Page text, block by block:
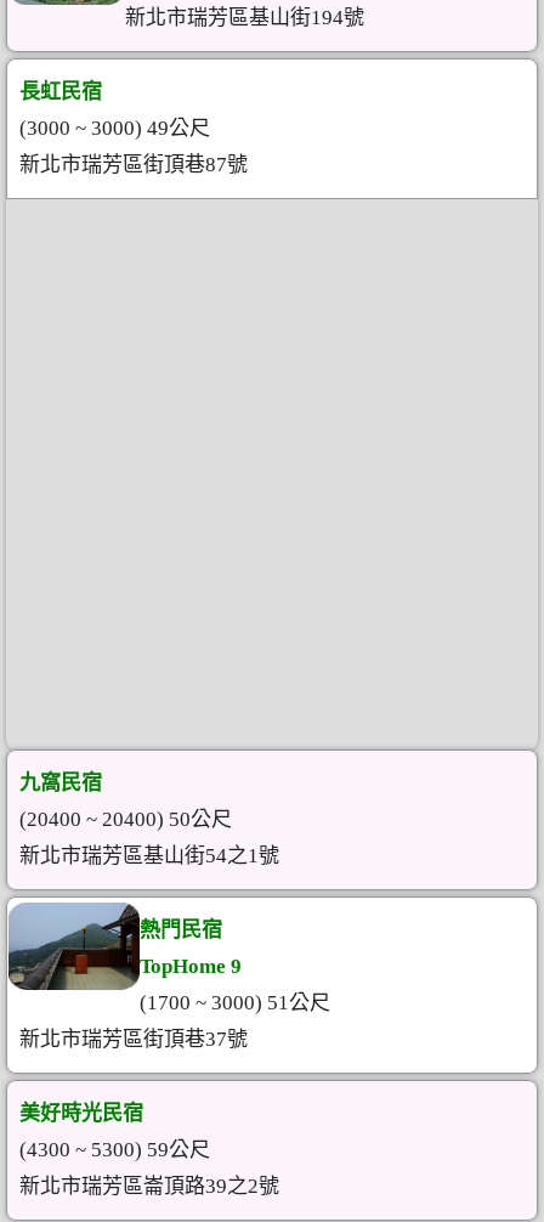
新北市瑞芳區基山街194號
長虹民宿
(3000 ~ 3000) 49公尺
新北市瑞芳區街頂巷87號
九窩民宿
(20400 ~ 20400) 50公尺
新北市瑞芳區基山街54之1號
熱門民宿
TopHome 9
(1700 ~ 3000) 51公尺
新北市瑞芳區街頂巷37號
美好時光民宿
(4300 ~ 5300) 59公尺
新北市瑞芳區崙頂路39之2號